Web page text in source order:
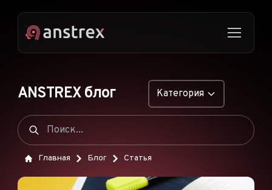
ANSTREX блог Категория
НАТИВНАЯ РЕКЛАМА
Главная Блог Статья